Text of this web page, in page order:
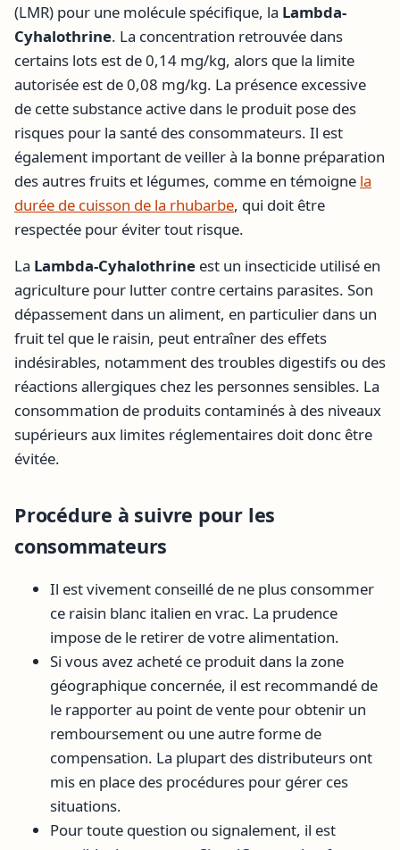
(LMR) pour une molécule spécifique, la Lambda-
Cyhalothrine. La concentration retrouvée dans
certains lots est de 0,14 mg/kg, alors que la limite
autorisée est de 0,08 mg/kg. La présence excessive
de cette substance active dans le produit pose des
risques pour la santé des consommateurs. Il est
également important de veiller à la bonne préparation
des autres fruits et légumes, comme en témoigne la
durée de cuisson de la rhubarbe, qui doit être
respectée pour éviter tout risque.
La Lambda-Cyhalothrine est un insecticide utilisé en
agriculture pour lutter contre certains parasites. Son
dépassement dans un aliment, en particulier dans un
fruit tel que le raisin, peut entraîner des effets
indésirables, notamment des troubles digestifs ou des
réactions allergiques chez les personnes sensibles. La
consommation de produits contaminés à des niveaux
supérieurs aux limites réglementaires doit donc être
évitée.
Procédure à suivre pour les
consommateurs
Il est vivement conseillé de ne plus consommer
ce raisin blanc italien en vrac. La prudence
impose de le retirer de votre alimentation.
Si vous avez acheté ce produit dans la zone
géographique concernée, il est recommandé de
le rapporter au point de vente pour obtenir un
remboursement ou une autre forme de
compensation. La plupart des distributeurs ont
mis en place des procédures pour gérer ces
situations.
Pour toute question ou signalement, il est